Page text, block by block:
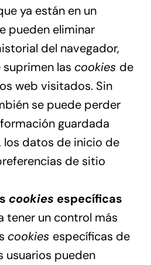
ya están en un
pueden eliminar
del navegador,
las cookies de
web visitados. Sin
se puede perder
guardada
los datos de inicio de
de sitio
cookies específicas
tener un control más
cookies específicas de
usuarios pueden